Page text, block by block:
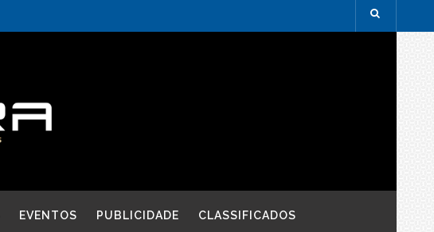
EVENTOS PUBLICIDADE CLASSIFICADOS